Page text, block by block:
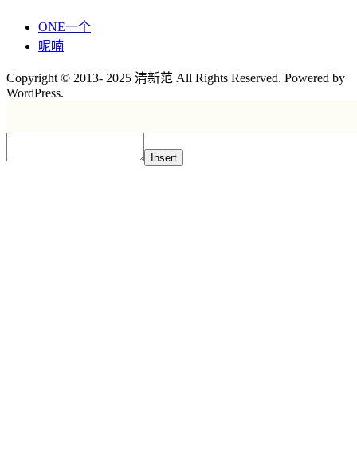
ONE一个
呢喃
Copyright © 2013- 2025 清新范 All Rights Reserved. Powered by
WordPress.
Insert